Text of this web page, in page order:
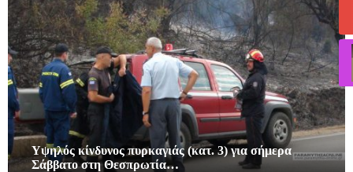
Υψηλός κίνδυνος πυρκαγιάς (κατ. 3) για σήμερα
Σάββατο στη Θεσπρωτία…